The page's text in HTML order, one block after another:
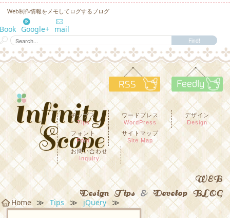
Web制作情報をメモしてログするブログ
Google+ mail
RSS
チップス
Tips
ワードプレス
WordPress
デザイン
Design
フォント
Font
サイトマップ
Site Map
お問い合わせ
Inquiry
WEB
Design Tips & Develop BLOG
Home ≫ Tips ≫ jQuery ≫